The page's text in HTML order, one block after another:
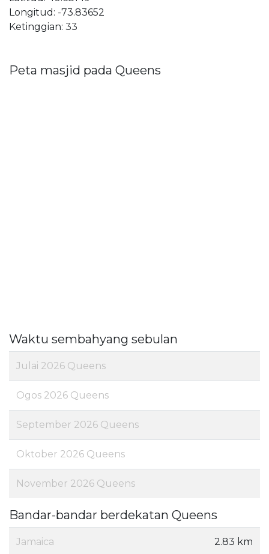
Longitud: -73.83652
Ketinggian: 33
Peta masjid pada Queens
Waktu sembahyang sebulan
Julai 2026 Queens
Ogos 2026 Queens
September 2026 Queens
Oktober 2026 Queens
November 2026 Queens
Bandar-bandar berdekatan Queens
Jamaica 2.83 km